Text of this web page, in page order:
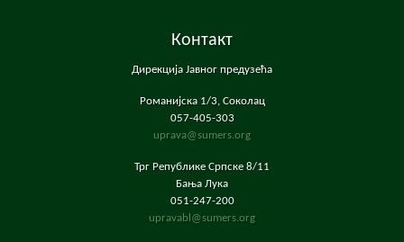
Контакт
Дирекција Јавног предузећа
Романијска 1/3, Соколац
057-405-303
uprava@sumers.org
Трг Републике Српске 8/11
Бања Лука
051-247-200
upravabl@sumers.org